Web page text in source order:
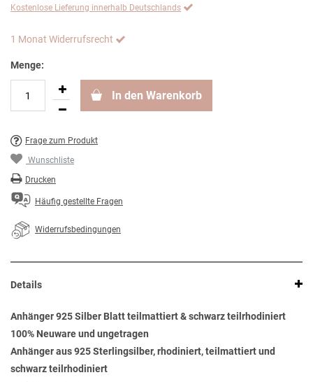
Kostenlose Lieferung innerhalb Deutschlands
1 Monat Widerrufsrecht
Menge:
In den Warenkorb
Frage zum Produkt
Wunschliste
Drucken
Häufig gestellte Fragen
Widerrufsbedingungen
Details
Anhänger 925 Silber Blatt teilmattiert & schwarz teilrhodiniert
100% Neuware und ungetragen
Anhänger aus 925 Sterlingsilber, rhodiniert, teilmattiert und
schwarz teilrhodiniert